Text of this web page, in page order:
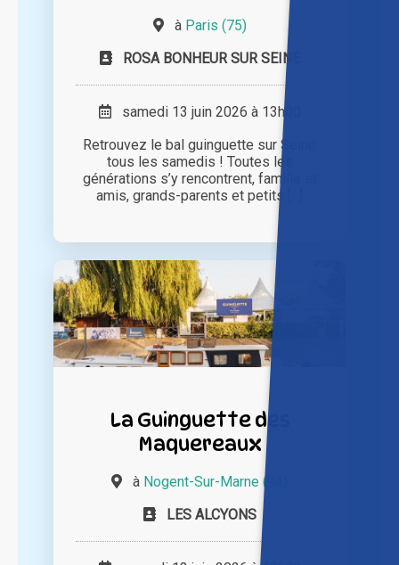
à Paris (75)
ROSA BONHEUR SUR SEINE
samedi 13 juin 2026 à 13h00
Retrouvez le bal guinguette sur Seine
tous les samedis ! Toutes les
générations s’y rencontrent, famille et
amis, grands-parents et petits [...]
La Guinguette des
Maquereaux
à Nogent-Sur-Marne (94)
LES ALCYONS